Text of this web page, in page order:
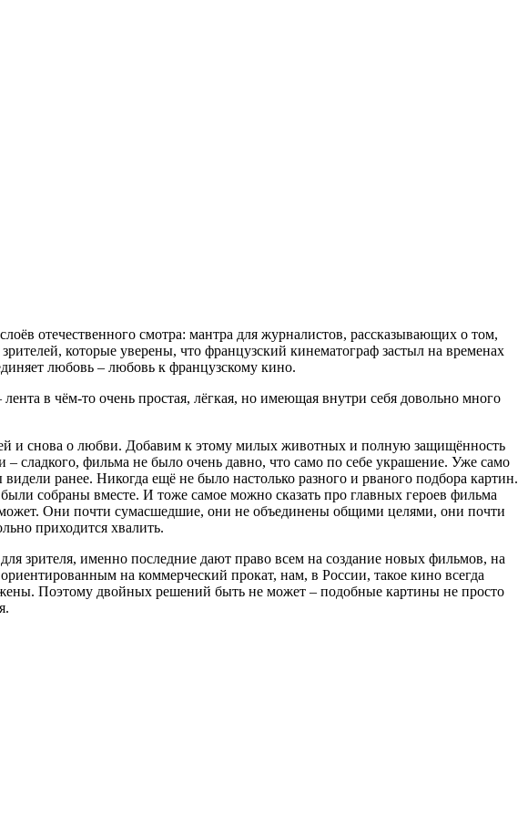
отечественного смотра: мантра для журналистов, рассказывающих о том,
которые уверены, что французский кинематограф застыл на временах
любовь – любовь к французскому кино.
лента в чём-то очень простая, лёгкая, но имеющая внутри себя довольно много
и снова о любви. Добавим к этому милых животных и полную защищённость
сладкого, фильма не было очень давно, что само по себе украшение. Уже само
ранее. Никогда ещё не было настолько разного и рваного подбора картин.
собраны вместе. И тоже самое можно сказать про главных героев фильма
может. Они почти сумасшедшие, они не объединены общими целями, они почти
приходится хвалить.
зрителя, именно последние дают право всем на создание новых фильмов, на
на коммерческий прокат, нам, в России, такое кино всегда
Поэтому двойных решений быть не может – подобные картины не просто